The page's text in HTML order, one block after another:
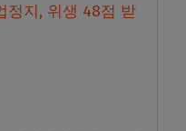
정지, 위생 48점 받